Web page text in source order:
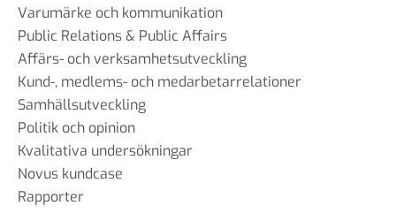
Varumärke och kommunikation
Public Relations & Public Affairs
Affärs- och verksamhetsutveckling
Kund-, medlems- och medarbetarrelationer
Samhällsutveckling
Politik och opinion
Kvalitativa undersökningar
Novus kundcase
Rapporter